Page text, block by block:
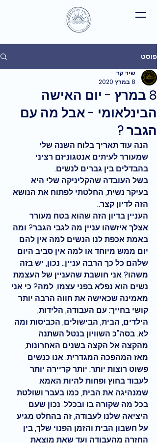
פוסט
8 במרץ - יום האישה
הבינלאומי - אבל מה עם
הגבר ?
שיר קר
8 במרץ 2020
הנה עוד תאריך בלוח השנה שלי
שמעורר לעיתים אנטגוניזם רציני
בהבדלים בין גברים לנשים.
בשל העובדה שהקליניקה שלי היא
בעיקר נשית, החלטתי לפתוח את הנושא
הזה לדיון קצר..
העניין בדיון הזה שהוא בטח מעורר
אצלך איזשהו עניין מה לגבי הגבר? ומה
באמת אכפת לנו הנשים למה אין להם
יום ממש מיוחד או למה אין סביב היום
שלהם כל כך הרבה עניין.. נכון, יש בזה
משהו? אני חושבת שהעניין של העצמת
נשים הוא נפלא בפני עצמו, למה? כי אני
מאמינה שכאישה את חווה הרבה יותר
קושי בחייך: עם העבודה, הלידות,
הילדים, הבית, הבישולים, הכביסות ומה
לא. בסה"כ השוויון בנטל השתנה
מהקצה אל הקצה בשנים האחרונות,
מאז המהפכה המגדרית. אנו כנשים
פשוט רוצות יותר. יותר קריירה יותר
לעבוד בחוץ ופחות להיות האמא
שמנהיגה את הבית, כמו בעבר ושולטת
בכל מה שקורה בו ובכלל. נכון שעם
היציאה שלנו לעבודה, זה בהחלט מגיע
על חשבון הבית והזמן הפנוי שלך, בין
החזרה מהעבודה ועד שאת מוצאת